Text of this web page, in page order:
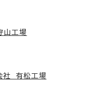
工場
社 有松工場